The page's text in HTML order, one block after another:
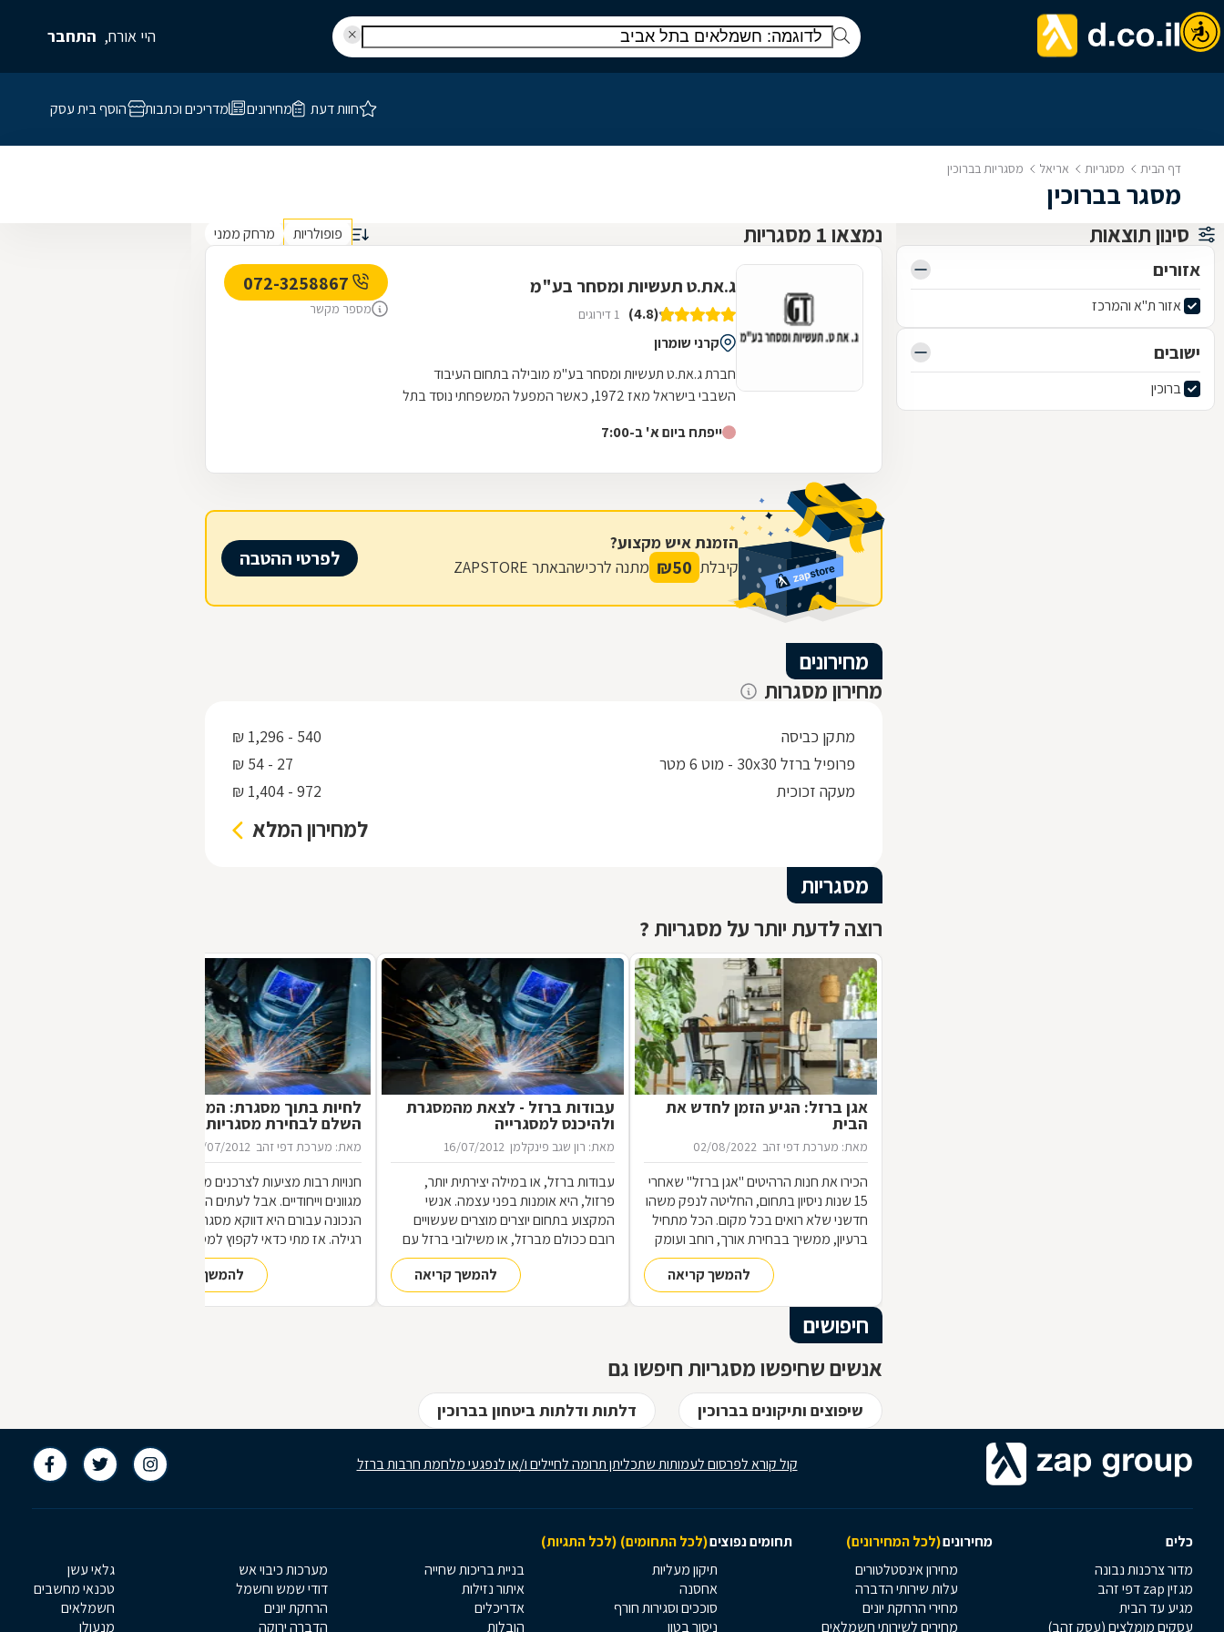
היי אורח, התחבר
חוות דעת מחירונים מדריכים וכתבות הוסף בית עסק
דף הבית מסגריות אריאל מסגריות בברוכין
מסגר בברוכין
סינון תוצאות
אזורים
אזור ת"א והמרכז
ישובים
ברוכין
נמצאו 1 מסגריות פופולריות מרחק ממני
ג.את.ט תעשיות ומסחר בע"מ
(4.8) 1 דירוגים
קרני שומרון
חברת ג.את.ט תעשיות ומסחר בע"מ מובילה בתחום העיבוד
השבבי בישראל מאז 1972, כאשר המפעל המשפחתי נוסד בתל
ייפתח ביום א' ב-7:00
מספר מקשר
הזמנת איש מקצוע?
קיבלת 50
₪ מתנה לרכישהבאתר ZAPSTORE לפרטי ההטבה
מחירונים
מחירון מסגרות
מתקן כביסה
540 - 1,296 ₪
פרופיל ברזל 30x30 - מוט 6 מטר
27 - 54 ₪
מעקה זכוכית
972 - 1,404 ₪
למחירון המלא
מסגריות
רוצה לדעת יותר על מסגריות ?
אגן ברזל: הגיע הזמן לחדש את
הבית
מאת: מערכת דפי זהב 02/08/2022
הכירו את חנות הרהיטים ''אגן ברזל'' שאחרי
15 שנות ניסיון בתחום, החליטה לנפק משהו
חדשני שלא רואים בכל מקום. הכל מתחיל
ברעיון, ממשיך בבחירת אורך, רוחב ועומק
הרהיט שלכם, ממשיך בייצור מקורי ממיטב
חומרי הגלם ומסתיים ביצירת הפתרון
המרשים והמעשי ביותר עבורכם
להמשך קריאה
עבודות ברזל - לצאת מהמסגרת
ולהיכנס למסגרייה
מאת: רון שגב פינקלמן 16/07/2012
עבודות ברזל, או במילה יצירתית יותר,
פרזול, היא אומנות בפני עצמה. אנשי
המקצוע בתחום יוצרים מוצרים שעשויים
רובם ככולם מברזל, או משילובי ברזל עם
חומרים אחרים, וזאת במגוון רחב של
תחומים: ריהוט, מוצרי נוי, סורגים, שערים
ועוד-ועוד. על אף היותו חומר גס ומחוספס,
להמשך קריאה
לחיות בתוך מסגרת: המדריך
השלם לבחירת מסגריות
מאת: מערכת דפי זהב 16/07/2012
חנויות רבות מציעות לצרכנים מוצרי מתכת
מגוונים וייחודיים. אבל לעתים הכתובת
הנכונה עבורם היא דווקא מסגריה ולא חנות
רגילה. אז מתי כדאי לקפוץ למסגריה ומה
הופך אותה לראויה?
להמשך קריאה
חיפושים
אנשים שחיפשו מסגריות חיפשו גם
שיפוצים ותיקונים בברוכין דלתות ודלתות ביטחון בברוכין
קול קורא לפרסום לעמותות שתכליתן תרומה לחיילים ו/או לנפגעי מלחמת חרבות ברזל
כלים מחירונים(לכל המחירונים) תחומים נפוצים(לכל התחומים) (לכל התגיות)
מדור צרכנות נבונה
מגזין zap דפי זהב
מגיע עד הבית
עסקים מומלצים (עסק זהב)
מחירון אינסטלטורים
עלות שירותי הדברה
מחירי הרחקת יונים
מחירים לשירותי חשמלאים
תיקון מעליות
אחסנה
סוככים וסגירות חורף
ניסור בטון
בניית בריכות שחייה
איתור נזילות
אדריכלים
הובלות
מערכות כיבוי אש
דודי שמש וחשמל
הרחקת יונים
הדברה ירוקה
גלאי עשן
טכנאי מחשבים
חשמלאים
מנעולן